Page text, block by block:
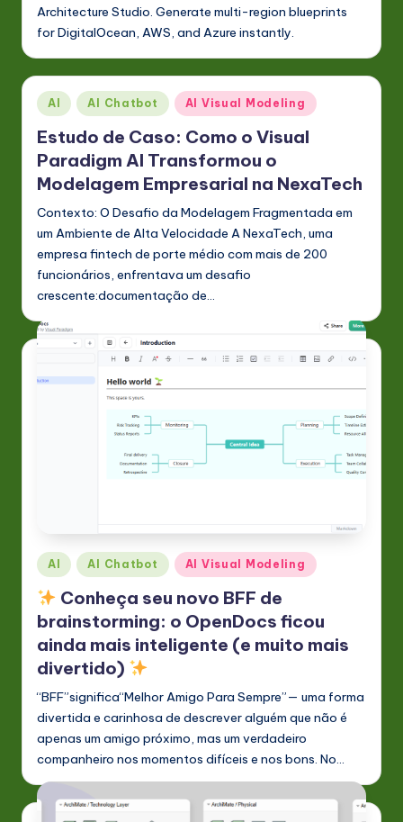
Architecture Studio. Generate multi-region blueprints
for DigitalOcean, AWS, and Azure instantly.
Posted
in
AI AI Chatbot AI Visual Modeling
Estudo de Caso: Como o Visual
Paradigm AI Transformou o
Modelagem Empresarial na NexaTech
Contexto: O Desafio da Modelagem Fragmentada em
um Ambiente de Alta Velocidade A NexaTech, uma
empresa fintech de porte médio com mais de 200
funcionários, enfrentava um desafio
crescente:documentação de…
Posted
in
AI AI Chatbot AI Visual Modeling
Conheça seu novo BFF de
brainstorming: o OpenDocs ficou
ainda mais inteligente (e muito mais
divertido)
“BFF”significa“Melhor Amigo Para Sempre”— uma forma
divertida e carinhosa de descrever alguém que não é
apenas um amigo próximo, mas um verdadeiro
companheiro nos momentos difíceis e nos bons. No…